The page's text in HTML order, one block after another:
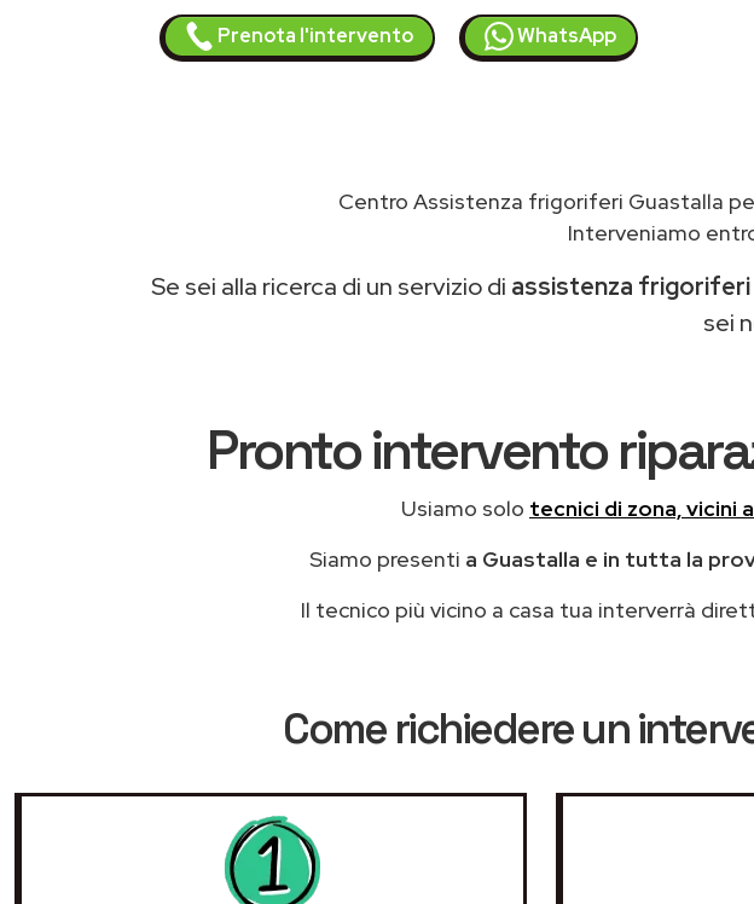
Prenota l'intervento WhatsApp
Centro Assistenza frigoriferi Guastalla
Interveniamo
Se sei alla ricerca di un servizio di assistenza frigoriferi
sei
Pronto intervento
Usiamo solo tecnici di zona, vicini
Siamo presenti a Guastalla e in tutta la
Il tecnico più vicino a casa tua interverrà
Come richiedere un